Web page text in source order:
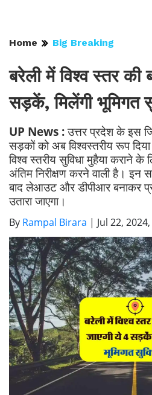
Home Big Breaking
बरेली में विश्व स्तर की
सड़कें, मिलेंगी भूमिगत
UP News :उत्तर प्रदेश के इस
सड़कों को अब विश्वस्तरीय रूप
विश्व स्तरीय सुविधा मुहैया कराने के
अंतिम निरीक्षण करने वाली है। इन
बाद लेआउट और डीपीआर बनाकर
उतारा जाएगा।
By Rampal Birara | Jul 22,